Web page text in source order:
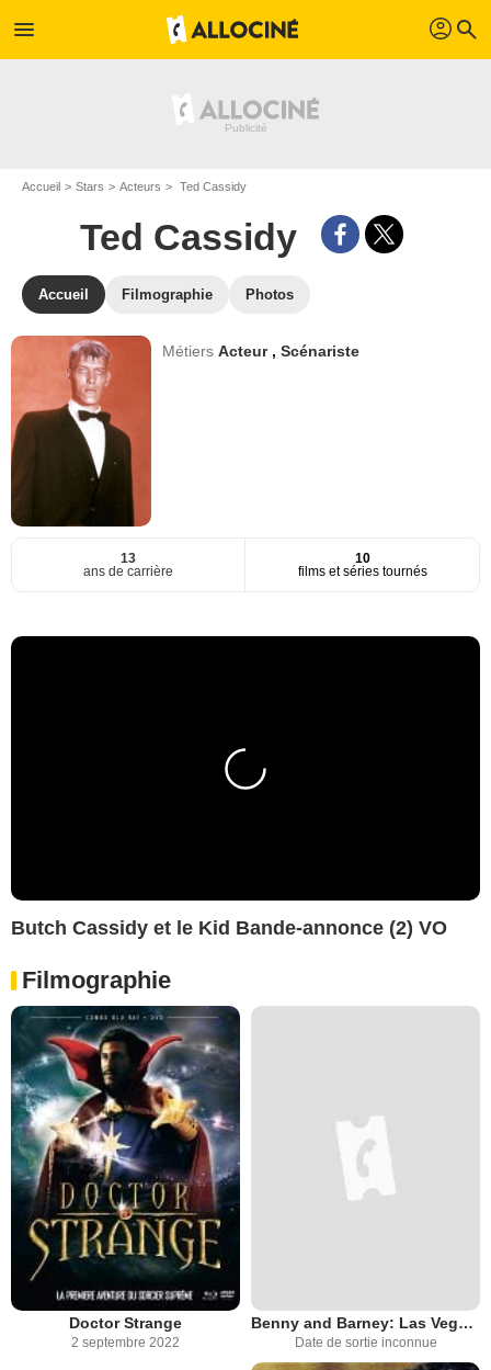
menu profil search
Accueil Stars Acteurs Ted Cassidy
Ted Cassidy
Accueil Filmographie Photos
MétiersActeur ,Scénariste
13
ans de carrière
10
films et séries tournés
Butch Cassidy et le Kid Bande-annonce (2) VO
Filmographie
Doctor Strange
2 septembre 2022
Benny and Barney: Las Vegas Undercover
Date de sortie inconnue